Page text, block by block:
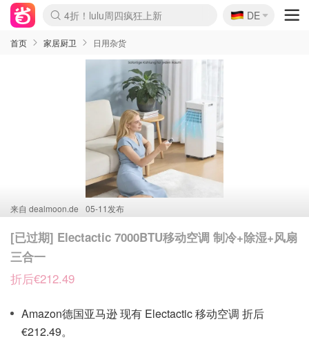
Boticinal 夏促开抢！
4折！lulu周四疯狂上新
还没结束！&OtherStories大促
Joybuy变相75折 随时失效
速领！Stanley独家85折
疑似霸哥！Camper额外叠85折
Zalando 奥莱闪促！每日更新
Moncler反季囤！5折起+叠9折
Coach Brooklyn仅€192
🇩🇪
DE
首页 家居厨卫 日用杂货
来自 dealmoon.de 05-11发布
[已过期] Electactic 7000BTU移动空调 制冷+除湿+风扇
三合一
折后€212.49
Amazon德国亚马逊 现有 Electactic 移动空调 折后
€212.49。